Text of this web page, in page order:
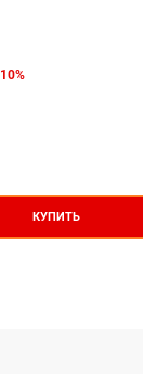
10%
КУПИТЬ